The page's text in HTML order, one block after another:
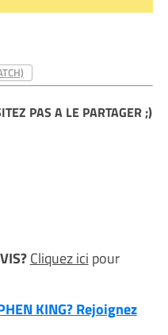
PAS A LE PARTAGER ;)
Cliquez ici pour
KING? Rejoignez